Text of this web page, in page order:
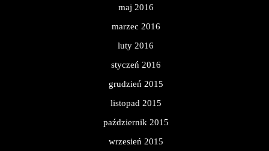
maj 2016
marzec 2016
luty 2016
styczeń 2016
grudzień 2015
listopad 2015
październik 2015
wrzesień 2015